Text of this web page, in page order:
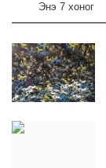
Энэ 7 хоног